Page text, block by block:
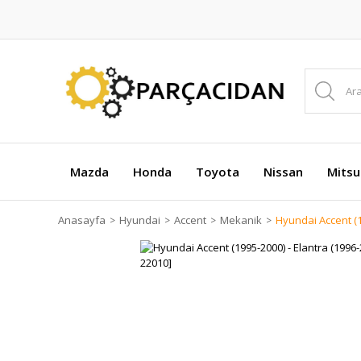
Mazda Honda Toyota Nissan
Anasayfa Hyundai Accent Mekanik Hyundai Accent